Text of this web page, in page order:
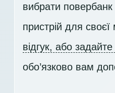
вибрати
пристрій для своєї
відгук, або
обо’язково вам